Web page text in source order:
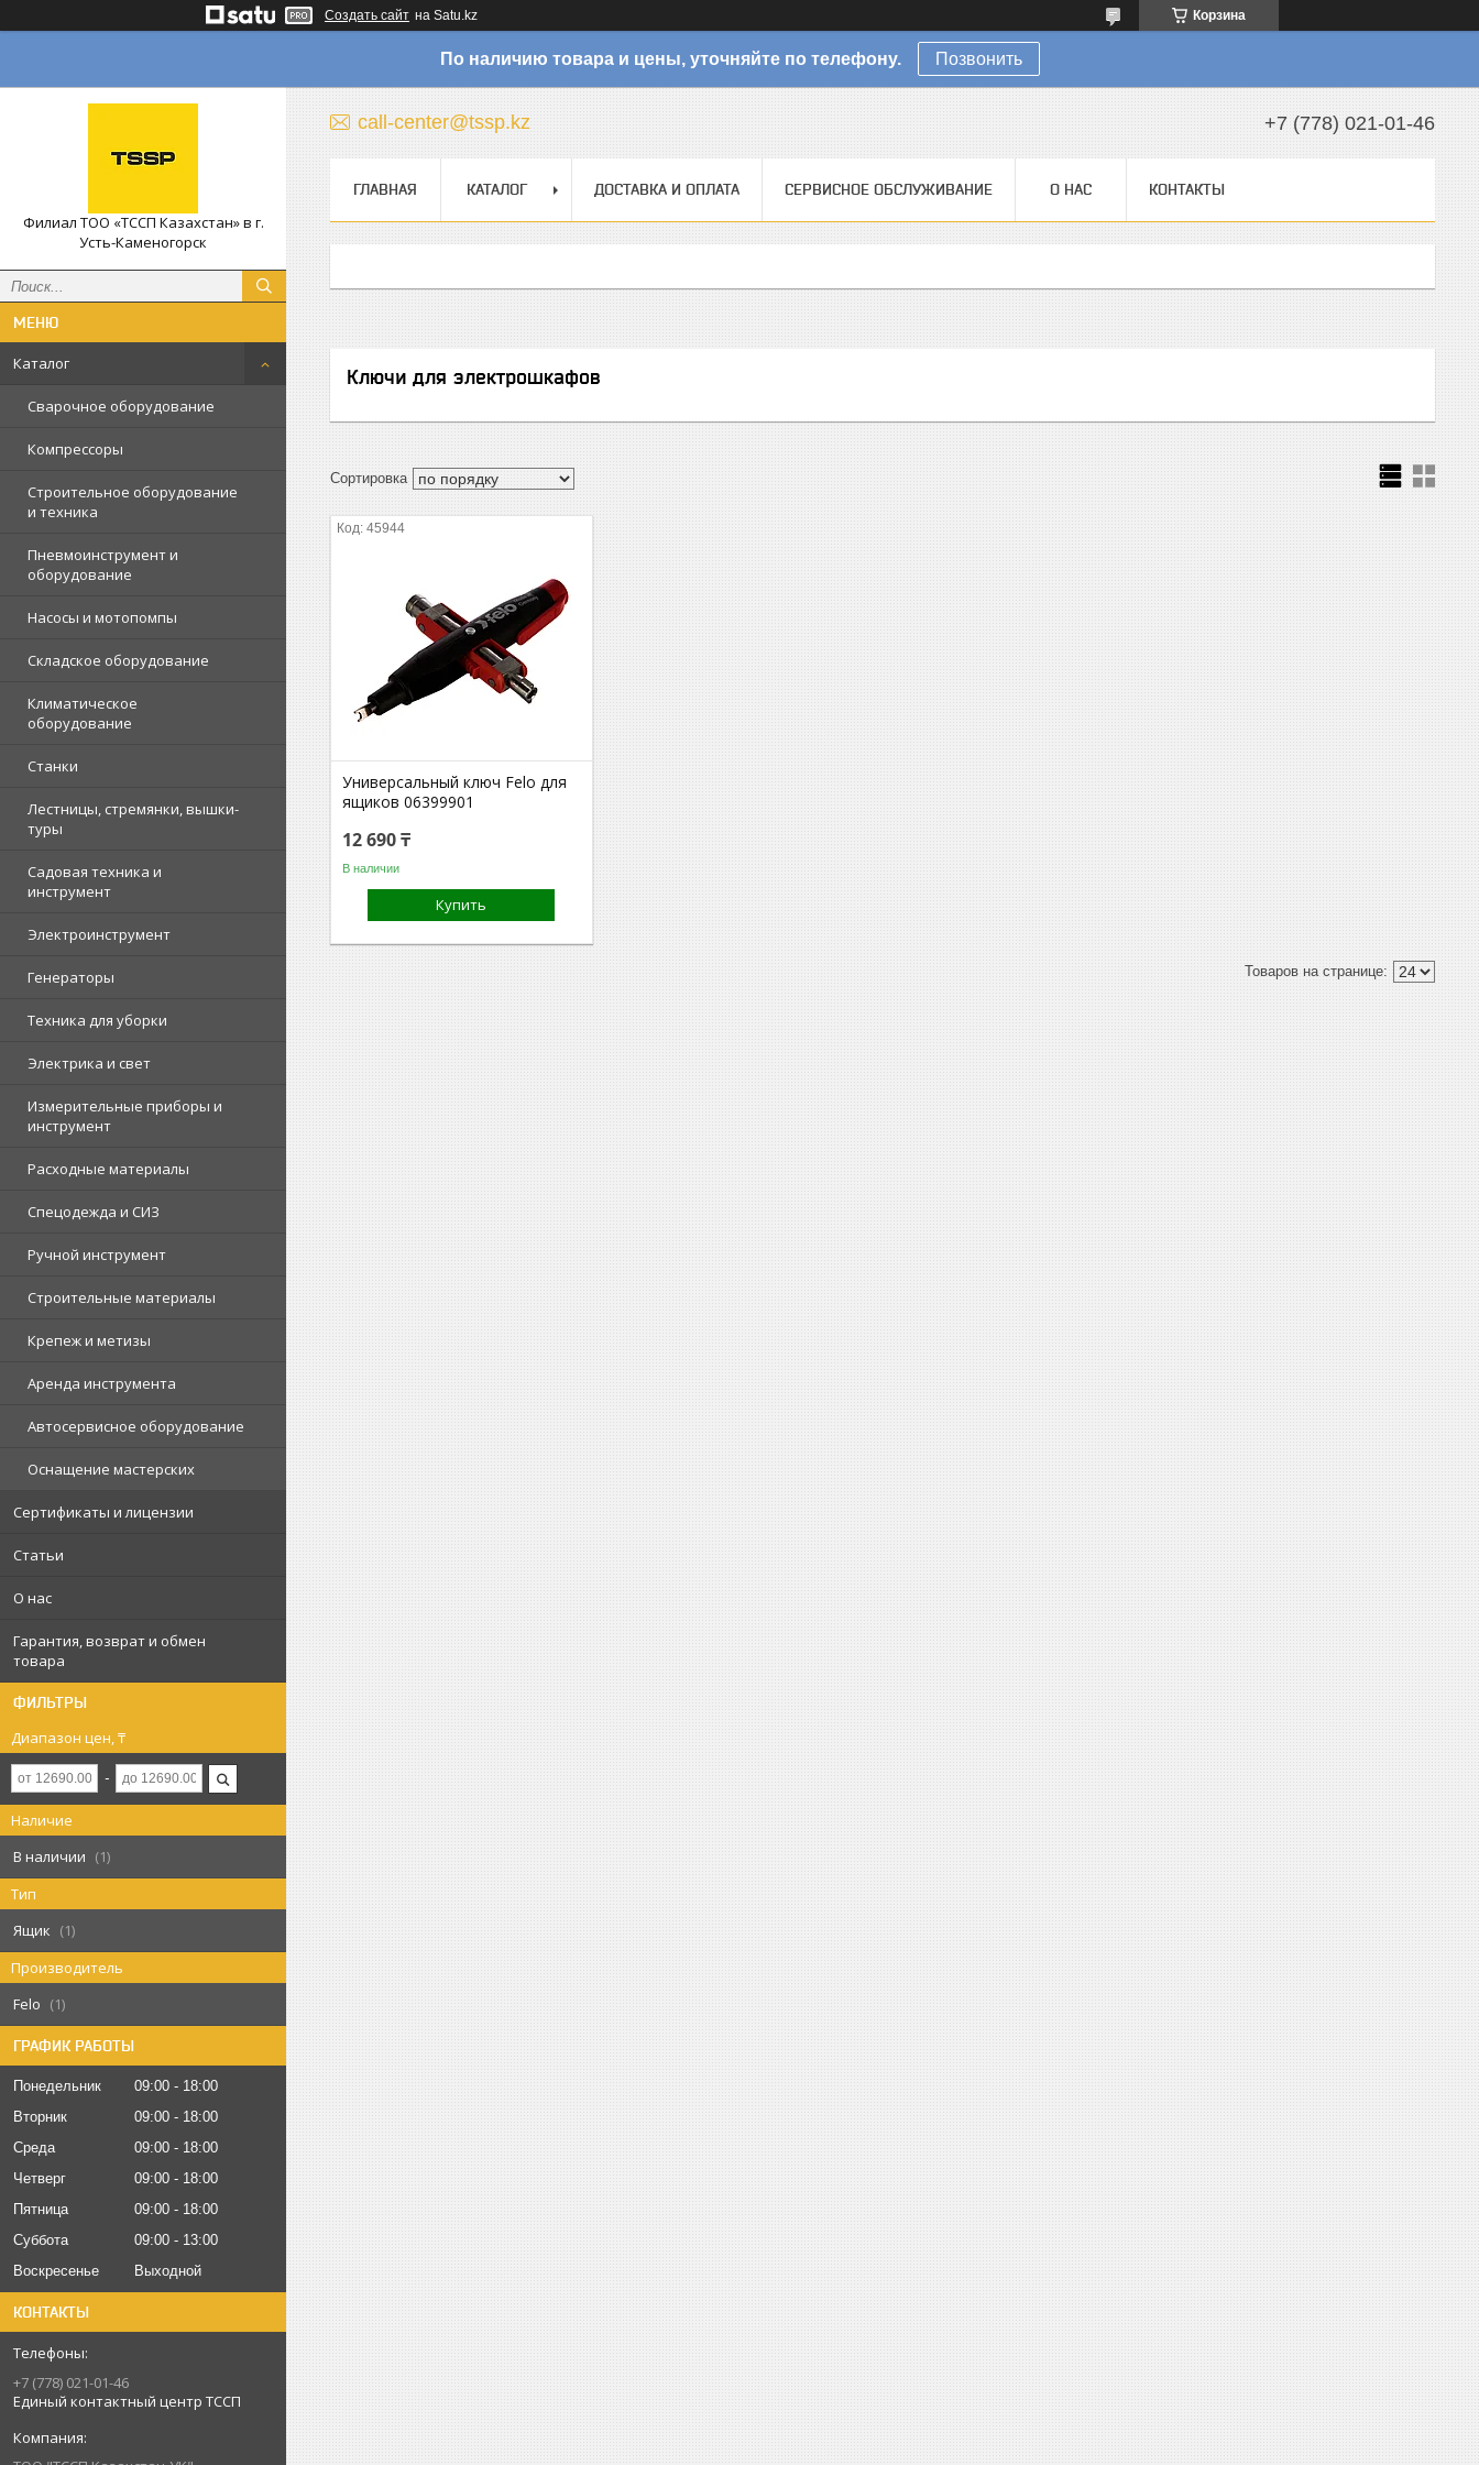
Создать сайт на Satu.kz Корзина
По наличию товара и цены, уточняйте по телефону. Позвонить
Филиал ТОО «ТССП Казахстан» в г.
Усть-Каменогорск
Каталог
Сварочное оборудование
Компрессоры
Строительное оборудование
и техника
Пневмоинструмент и
оборудование
Насосы и мотопомпы
Складское оборудование
Климатическое
оборудование
Станки
Лестницы, стремянки, вышки-
туры
Садовая техника и
инструмент
Электроинструмент
Генераторы
Техника для уборки
Электрика и свет
Измерительные приборы и
инструмент
Расходные материалы
Спецодежда и СИЗ
Ручной инструмент
Строительные материалы
Крепеж и метизы
Аренда инструмента
Автосервисное оборудование
Оснащение мастерских
Сертификаты и лицензии
Статьи
О нас
Гарантия, возврат и обмен
товара
ФИЛЬТРЫ
Диапазон цен, ₸
Наличие
В наличии
1
Тип
Ящик
1
Производитель
Felo
1
ГРАФИК РАБОТЫ
Понедельник 09:00
18:00
Вторник
09:00
18:00
Среда
09:00
18:00
Четверг
09:00
18:00
Пятница
09:00
18:00
Суббота
09:00
13:00
Воскресенье
Выходной
КОНТАКТЫ
+7 (778) 021-01-46
Единый контактный центр ТССП
call-center@tssp.kz +7 (778) 021-01-46
ГЛАВНАЯ КАТАЛОГ ДОСТАВКА И ОПЛАТА СЕРВИСНОЕ ОБСЛУЖИВАНИЕ О НАС КОНТАКТЫ
Ключи для электрошкафов
45944
Универсальный ключ Felo для
ящиков 06399901
12 690 ₸
В наличии
Купить